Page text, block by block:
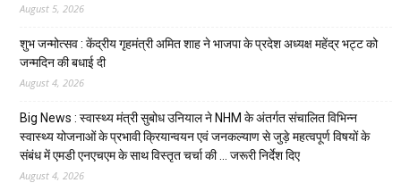
August 5, 2026
शुभ जन्मोत्सव : केंद्रीय गृहमंत्री अमित शाह ने भाजपा के प्रदेश अध्यक्ष महेंद्र भट्ट को
जन्मदिन की बधाई दी
August 4, 2026
Big News : स्वास्थ्य मंत्री सुबोध उनियाल ने NHM के अंतर्गत संचालित विभिन्न
स्वास्थ्य योजनाओं के प्रभावी क्रियान्वयन एवं जनकल्याण से जुड़े महत्वपूर्ण विषयों के
संबंध में एमडी एनएचएम के साथ विस्तृत चर्चा की … जरूरी निर्देश दिए
August 4, 2026